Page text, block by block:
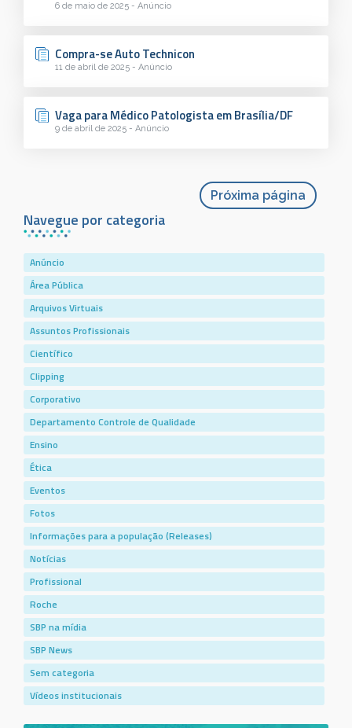
6 de maio de 2025 - Anúncio
Compra-se Auto Technicon
11 de abril de 2025 - Anúncio
Vaga para Médico Patologista em Brasília/DF
9 de abril de 2025 - Anúncio
Próxima página
Navegue por categoria
Anúncio
Área Pública
Arquivos Virtuais
Assuntos Profissionais
Científico
Clipping
Corporativo
Departamento Controle de Qualidade
Ensino
Ética
Eventos
Fotos
Informações para a população (Releases)
Notícias
Profissional
Roche
SBP na mídia
SBP News
Sem categoria
Vídeos institucionais